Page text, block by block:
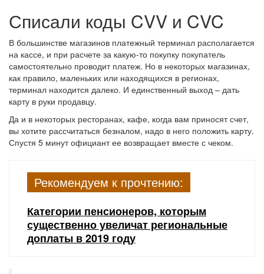
Списали коды CVV и CVC
В большинстве магазинов платежный терминал располагается
на кассе, и при расчете за какую-то покупку покупатель
самостоятельно проводит платеж. Но в некоторых магазинах,
как правило, маленьких или находящихся в регионах,
терминал находится далеко. И единственный выход – дать
карту в руки продавцу.
Да и в некоторых ресторанах, кафе, когда вам приносят счет,
вы хотите рассчитаться безналом, надо в него положить карту.
Спустя 5 минут официант ее возвращает вместе с чеком.
Рекомендуем к прочтению:
Категории пенсионеров, которым
существенно увеличат региональные
доплаты в 2019 году